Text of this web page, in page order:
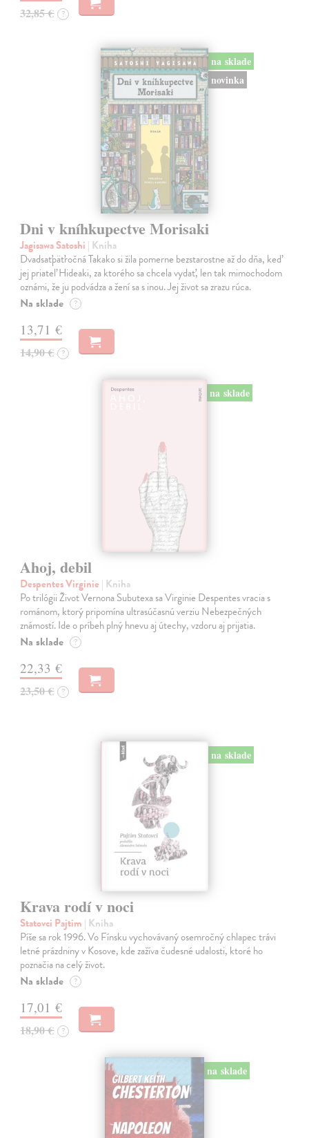
32,85 € ?
na sklade
novinka
Dni v kníhkupectve Morisaki
Jagisawa Satoshi | Kniha
Dvadsaťpäťročná Takako si žila pomerne bezstarostne až do dňa, keď
jej priateľ Hideaki, za ktorého sa chcela vydať, len tak mimochodom
oznámi, že ju podvádza a žení sa s inou. Jej život sa zrazu rúca.
Na sklade ?
13,71 €
14,90 € ?
na sklade
Ahoj, debil
Despentes Virginie | Kniha
Po trilógii Život Vernona Subutexa sa Virginie Despentes vracia s
románom, ktorý pripomína ultrasúčasnú verziu Nebezpečných
známostí. Ide o príbeh plný hnevu aj útechy, vzdoru aj prijatia.
Na sklade ?
22,33 €
23,50 € ?
na sklade
Krava rodí v noci
Statovci Pajtim | Kniha
Píše sa rok 1996. Vo Fínsku vychovávaný osemročný chlapec trávi
letné prázdniny v Kosove, kde zažíva čudesné udalosti, ktoré ho
poznačia na celý život.
Na sklade ?
17,01 €
18,90 € ?
na sklade